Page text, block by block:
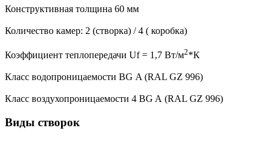
Конструктивная толщина 60 мм
Количество камер: 2 (створка) / 4 ( коробка)
Коэффициент теплопередачи Uf = 1,7 Вт/м2*К
Класс водопроницаемости BG A (RAL GZ 996)
Класс воздухопроницаемости 4 BG A (RAL GZ 996)
Виды створок